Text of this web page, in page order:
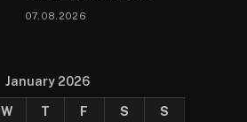
07.08.2026
January 2026
W T F S S